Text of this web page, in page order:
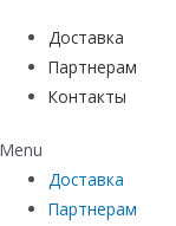
Доставка
Партнерам
Контакты
Menu
Доставка
Партнерам